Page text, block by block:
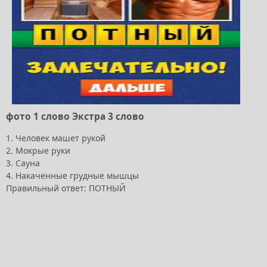
фото 1 слово Экстра 3 слово
1. Человек машет рукой
2. Мокрые руки
3. Сауна
4. Накаченные грудные мышцы
Правильный ответ: ПОТНЫЙ